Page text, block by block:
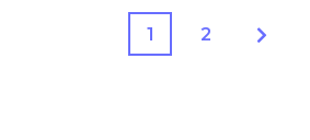
1 2